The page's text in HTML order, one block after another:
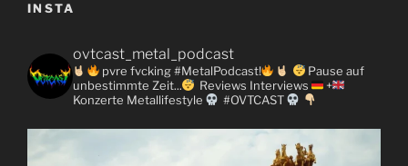
INSTA
ovtcast_metal_podcast
pvre fvcking #MetalPodcast!
Pause auf
unbestimmte Zeit...
Reviews Interviews
+
Konzerte Metallifestyle #OVTCAST